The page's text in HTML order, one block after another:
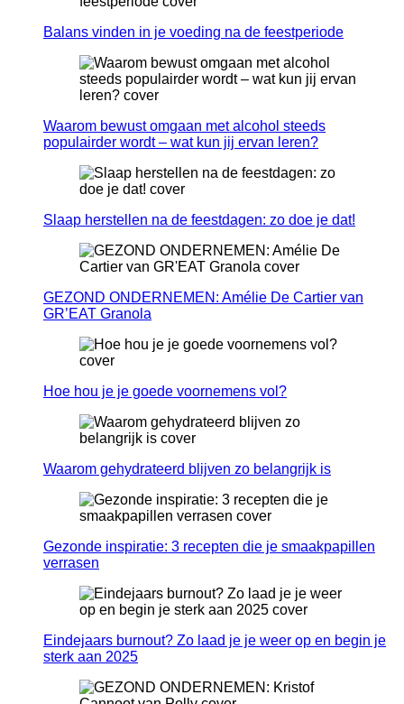
Balans vinden in je voeding na de feestperiode
Waarom bewust omgaan met alcohol steeds
populairder wordt – wat kun jij ervan leren?
Slaap herstellen na de feestdagen: zo doe je dat!
GEZOND ONDERNEMEN: Amélie De Cartier van
GR’EAT Granola
Hoe hou je je goede voornemens vol?
Waarom gehydrateerd blijven zo belangrijk is
Gezonde inspiratie: 3 recepten die je smaakpapillen
verrasen
Eindejaars burnout? Zo laad je je weer op en begin je
sterk aan 2025